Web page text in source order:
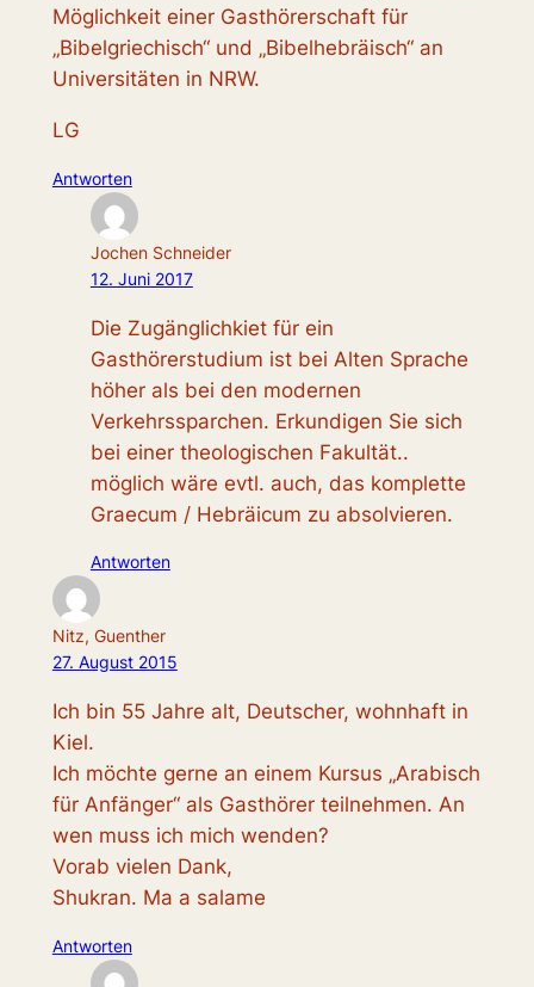
Möglichkeit einer Gasthörerschaft für
„Bibelgriechisch“ und „Bibelhebräisch“ an
Universitäten in NRW.
LG
Antworten
Jochen Schneider
12. Juni 2017
Die Zugänglichkiet für ein
Gasthörerstudium ist bei Alten Sprache
höher als bei den modernen
Verkehrssparchen. Erkundigen Sie sich
bei einer theologischen Fakultät..
möglich wäre evtl. auch, das komplette
Graecum / Hebräicum zu absolvieren.
Antworten
Nitz, Guenther
27. August 2015
Ich bin 55 Jahre alt, Deutscher, wohnhaft in
Kiel.
Ich möchte gerne an einem Kursus „Arabisch
für Anfänger“ als Gasthörer teilnehmen. An
wen muss ich mich wenden?
Vorab vielen Dank,
Shukran. Ma a salame
Antworten